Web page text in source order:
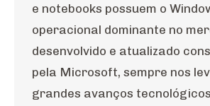
e notebooks possuem o
operacional dominante no
desenvolvido e atualizado
pela Microsoft, sempre nos
grandes avanços